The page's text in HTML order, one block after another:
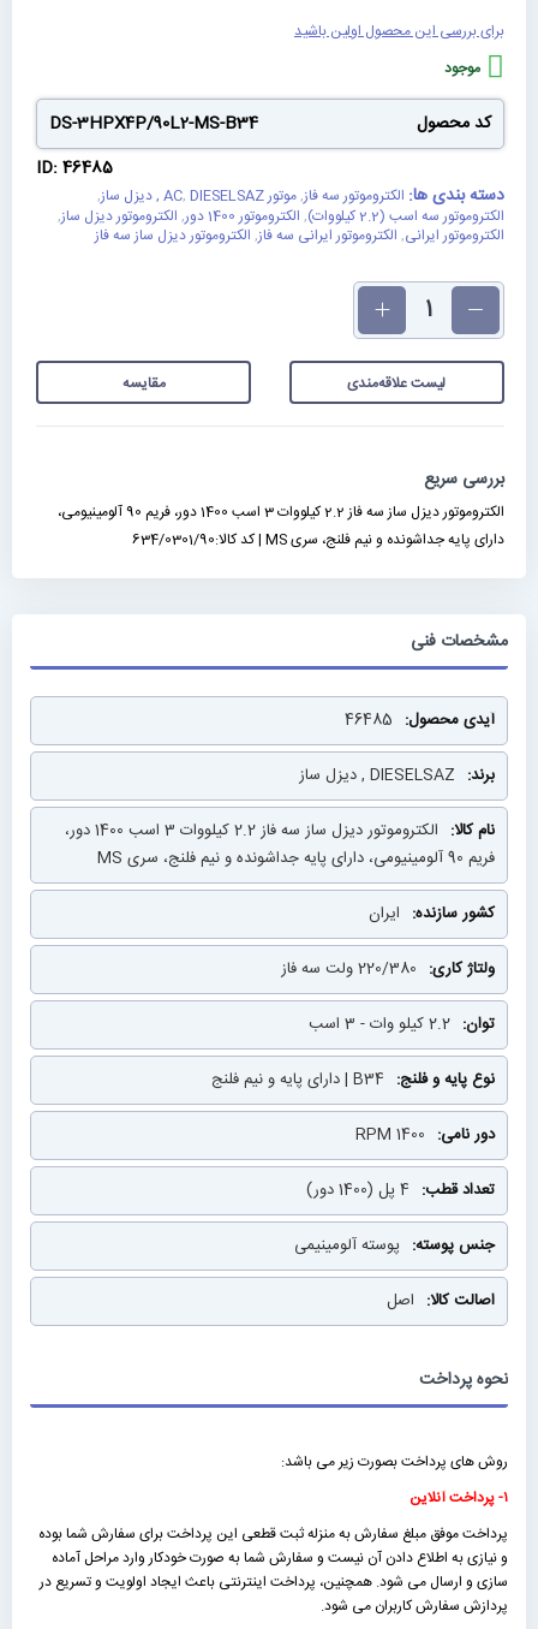
برای بررسی این محصول اولین باشید
موجود
کد محصول
DS-3HPX4P/90L2-MS-B34
ID: 46485
دسته بندی ها: الکتروموتور سه فاز,موتور AC , DIESELSAZ , دیزل ساز
,
الکتروموتور سه اسب (2.2 کیلووات)
, الکتروموتور 1400 دور , الکتروموتور دیزل ساز,
الکتروموتور ایرانی, الکتروموتور ایرانی سه فاز, الکتروموتور دیزل ساز سه فاز
تعداد
لیست علاقه‌مندی مقایسه
بررسی سریع
الکتروموتور دیزل ساز سه فاز 2.2 کیلووات 3 اسب 1400 دور، فریم 90 آلومینیومی،
دارای پایه جداشونده و نیم فلنج، سری MS | کد کالا:634/0301/90
مشخصات فنی
مشخصات
فنی
46485
DIESELSAZ , دیزل ساز
الکتروموتور دیزل ساز سه فاز 2.2 کیلووات 3 اسب 1400 دور،
فریم 90 آلومینیومی، دارای پایه جداشونده و نیم فلنج، سری MS
ایران
220/380 ولت سه فاز
2.2 کیلو وات - 3 اسب
B34 | دارای پایه و نیم فلنج
1400 RPM
4 پل (1400 دور)
پوسته آلومینیمی
اصل
نحوه پرداخت
روش های پرداخت بصورت زیر می باشد:
۱- پرداخت آنلاین
پرداخت موفق مبلغ سفارش به منزله ثبت قطعی این پرداخت برای سفارش شما بوده
و نیازی به اطلاع دادن آن نیست و سفارش شما به صورت خودکار وارد مراحل آماده
سازی و ارسال می شود. همچنین، پرداخت اینترنتی باعث ایجاد اولویت و تسریع در
پردازش سفارش کاربران می شود.